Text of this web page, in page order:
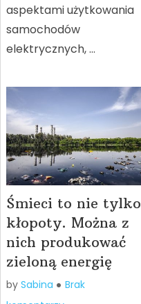
aspektami użytkowania
samochodów
elektrycznych, …
Śmieci to nie tylko
kłopoty. Można z
nich produkować
zieloną energię
by Sabina
Brak